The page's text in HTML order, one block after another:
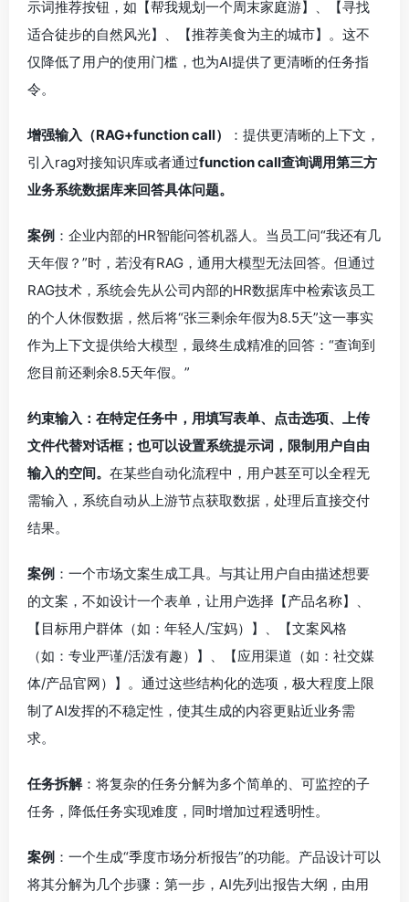
示词推荐按钮，如【帮我规划一个周末家庭游】、【寻找
适合徒步的自然风光】、【推荐美食为主的城市】。这不
仅降低了用户的使用门槛，也为AI提供了更清晰的任务指
令。
增强输入（RAG+function call）
：提供更清晰的上下文，
引入rag对接知识库或者通过function call查询调用第三方
业务系统数据库来回答具体问题。
案例 ：企业内部的HR智能问答机器人。当员工问“我还有几
天年假？”时，若没有RAG，通用大模型无法回答。但通过
RAG技术，系统会先从公司内部的HR数据库中检索该员工
的个人休假数据，然后将“张三剩余年假为8.5天”这一事实
作为上下文提供给大模型，最终生成精准的回答：“查询到
您目前还剩余8.5天年假。”
约束输入：在特定任务中，用填写表单、点击选项、上传
文件代替对话框；也可以设置系统提示词，限制用户自由
输入的空间。 在某些自动化流程中，用户甚至可以全程无
需输入，系统自动从上游节点获取数据，处理后直接交付
结果。
案例 ：一个市场文案生成工具。与其让用户自由描述想要
的文案，不如设计一个表单，让用户选择【产品名称】、
【目标用户群体（如：年轻人/宝妈）】、【文案风格
（如：专业严谨/活泼有趣）】、【应用渠道（如：社交媒
体/产品官网）】。通过这些结构化的选项，极大程度上限
制了AI发挥的不稳定性，使其生成的内容更贴近业务需
求。
任务拆解：将复杂的任务分解为多个简单的、可监控的子
任务，降低任务实现难度，同时增加过程透明性。
案例 ：一个生成“季度市场分析报告”的功能。产品设计可以
将其分解为几个步骤：第一步，AI先列出报告大纲，由用